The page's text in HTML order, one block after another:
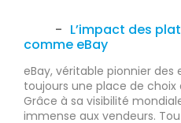
L’impact des
comme eBay
eBay, véritable pionnier
toujours une place de
Grâce à sa visibilité
immense aux vendeurs.